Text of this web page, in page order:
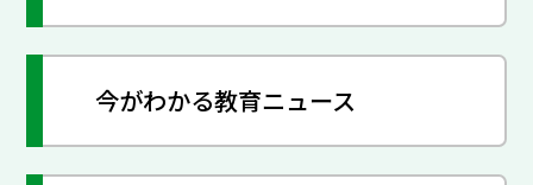
今がわかる教育ニュース